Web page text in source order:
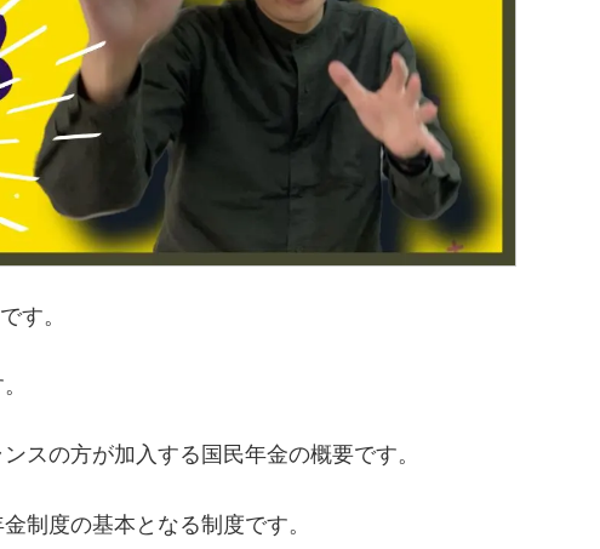
です。
スの方が加入する国民年金の概要です。
制度の基本となる制度です。